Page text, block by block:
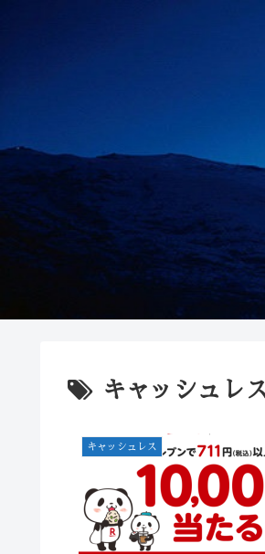
キャッシュレ
キャッシュレス